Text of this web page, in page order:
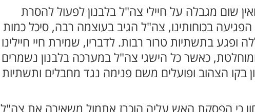
שום מגבלה על חיילי צה"ל בלבנון לפעול להסרת
הפגיעה בכוחותינו, צה"ל הגיב בעוצמה רבה, סיכל כמות
ופגע בתשתיות טרור רבות. לדבריו, שמירת חיי חיילינו
ומוחלטת, כאשר כל הישגי צה"ל במערכה בלבנון נשמרים
בקו הצהוב ופועלים משם פנימה נגד מחבלים ותשתיות
כי הפסקת האש עליה הוכרז אתמול משאירה את צה"ל